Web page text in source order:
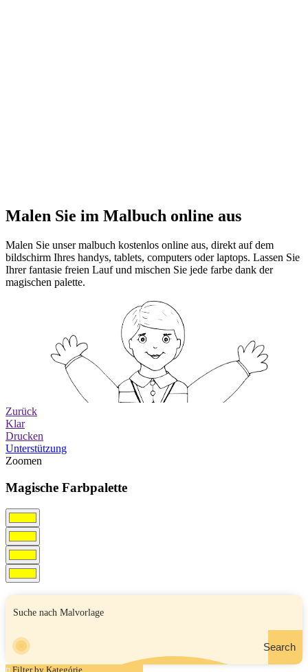
Malen Sie im Malbuch online aus
Malen Sie unser malbuch kostenlos online aus, direkt auf dem
bildschirm Ihres handys, tablets, computers oder laptops. Lassen Sie
Ihrer fantasie freien Lauf und mischen Sie jede farbe dank der
magischen palette.
Zurück
Klar
Drucken
Unterstützung
Zoomen
Magische Farbpalette
Search
Filter by Kategórie